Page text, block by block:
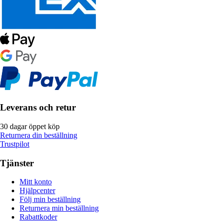
Leverans och retur
30 dagar öppet köp
Returnera din beställning
Trustpilot
Tjänster
Mitt konto
Hjälpcenter
Följ min beställning
Returnera min beställning
Rabattkoder